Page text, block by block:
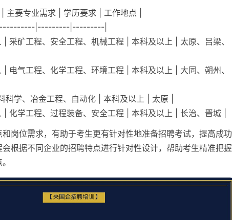
主要专业需求 | 学历要求 | 工作地点 |
|---------|---------|
| 采矿工程、安全工程、机械工程 | 本科及以上 | 太原、吕梁、
| 电气工程、化学工程、环境工程 | 本科及以上 | 大同、朔州、
科学、冶金工程、自动化 | 本科及以上 | 太原 |
| 化学工程、过程装备、安全工程 | 本科及以上 | 长治、晋城 |
岗位需求，有助于考生更有针对性地准备招聘考试，提高成功
根据不同企业的招聘特点进行针对性设计，帮助考生精准把握